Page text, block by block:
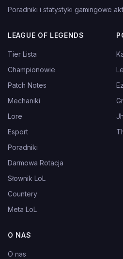
Poradniki i statystyki gamingowe
LEAGUE OF LEGENDS
Tier Lista
Championowie
Patch Notes
Mechaniki
Lore
Esport
Poradniki
Darmowa Rotacja
Słownik LoL
Countery
Meta LoL
O NAS
O nas